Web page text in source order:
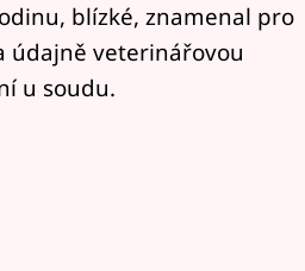
blízké, znamenal pro
údajně veterinářovou
u soudu.